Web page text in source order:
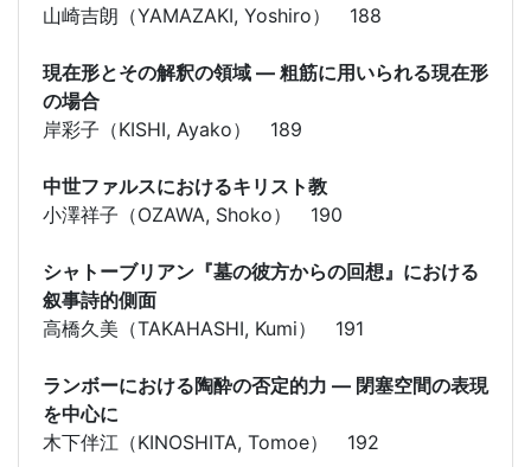
山崎吉朗（YAMAZAKI, Yoshiro） 188
現在形とその解釈の領域 ― 粗筋に用いられる現在形
の場合
岸彩子（KISHI, Ayako） 189
中世ファルスにおけるキリスト教
小澤祥子（OZAWA, Shoko） 190
シャトーブリアン『墓の彼方からの回想』における
叙事詩的側面
高橋久美（TAKAHASHI, Kumi） 191
ランボーにおける陶酔の否定的力 ― 閉塞空間の表現
を中心に
木下伴江（KINOSHITA, Tomoe） 192